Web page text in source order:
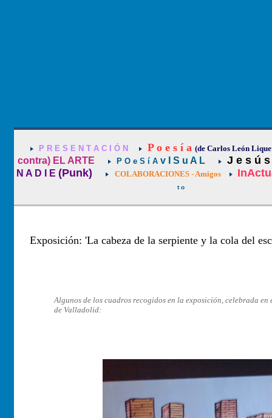
P R E S E N T A C I Ó N P o e s í a (de Carlos León
contra) EL ARTE P O e S í A v I S u A L J e s ú
N A D I E (Punk) COLABORACIONES - Amigos
t o
Exposición: 'La cabeza de la serpiente y la cola del
Algunos de los cuadros recogidos en la exposición, celebrada
de Valladolid: